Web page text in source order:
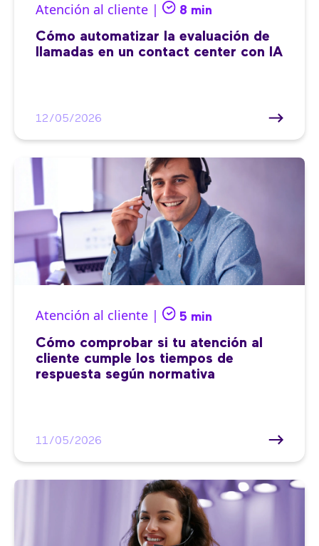
Atención al cliente | 8 min
Cómo automatizar la evaluación de
llamadas en un contact center con IA
12/05/2026
Atención al cliente | 5 min
Cómo comprobar si tu atención al
cliente cumple los tiempos de
respuesta según normativa
11/05/2026